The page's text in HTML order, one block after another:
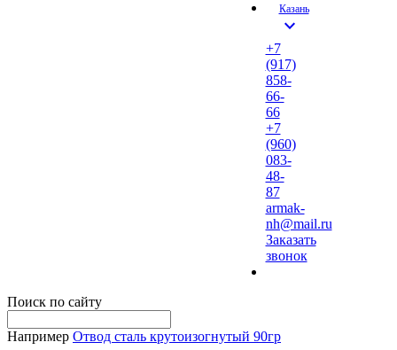
Казань
expand_more
+7
(917)
858-
66-
66
+7
(960)
083-
48-
87
armak-
nh@mail.ru
Заказать
звонок
Поиск по сайту
Например Отвод сталь крутоизогнутый 90гр